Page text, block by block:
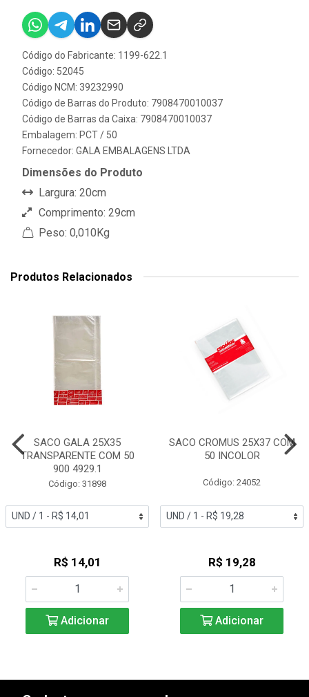
Código do Fabricante: 1199-622.1
Código: 52045
Código NCM: 39232990
Código de Barras do Produto: 7908470010037
Código de Barras da Caixa: 7908470010037
Embalagem: PCT / 50
Fornecedor: GALA EMBALAGENS LTDA
Dimensões do Produto
Largura: 20cm
Comprimento: 29cm
Peso: 0,010Kg
Produtos Relacionados
SACO GALA 25X35
TRANSPARENTE COM 50
900 4929.1
Código: 31898
R$ 14,01
Adicionar
SACO CROMUS 25X37 COM
50 INCOLOR
Código: 24052
R$ 19,28
Adicionar